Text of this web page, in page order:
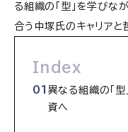
る組織の「型」を学びな
合う中塚氏のキャリアと
Index
異なる組織の「
資へ